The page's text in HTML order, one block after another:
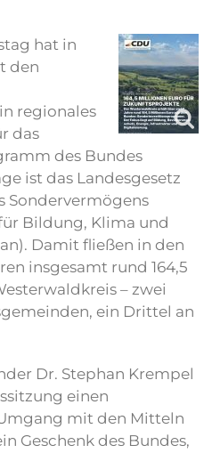
hat in
den
regionales
das
des Bundes
ist das Landesgesetz
Sondervermögens
Bildung, Klima und
Damit fließen in den
insgesamt rund 164,5
– zwei
ein Drittel an
Dr. Stephan Krempel
einen
mit den Mitteln
Geschenk des Bundes,